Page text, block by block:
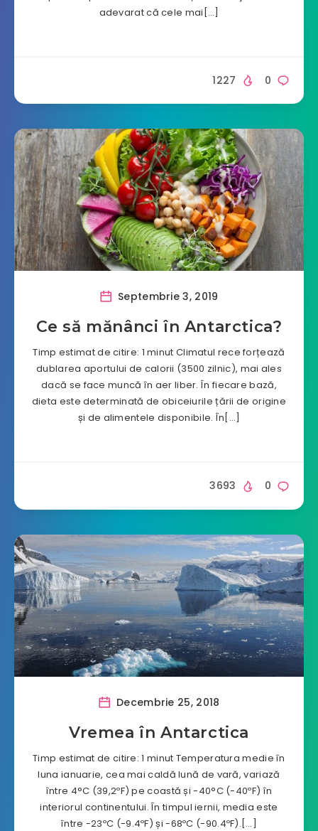
adevarat că cele mai[…]
0
1227
Septembrie 3, 2019
Ce să mănânci în Antarctica?
Timp estimat de citire: 1 minut Climatul rece forțează
dublarea aportului de calorii (3500 zilnic), mai ales
dacă se face muncă în aer liber. În fiecare bază,
dieta este determinată de obiceiurile țării de origine
și de alimentele disponibile. În[…]
0
3693
Decembrie 25, 2018
Vremea în Antarctica
Timp estimat de citire: 1 minut Temperatura medie în
luna ianuarie, cea mai caldă lună de vară, variază
între 4°C (39,2ºF) pe coastă și -40°C (-40ºF) în
interiorul continentului. În timpul iernii, media este
între -23ºC (-9.4ºF) și -68ºC (-90.4ºF).[…]